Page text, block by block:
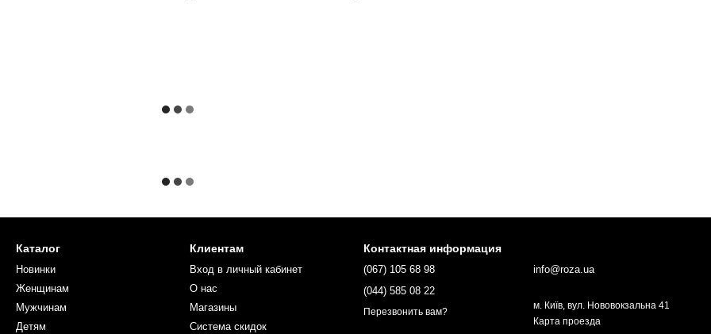
Каталог
Новинки
Женщинам
Мужчинам
Детям
Клиентам
Вход в личный кабинет
О нас
Магазины
Система скидок
Контактная информация
(067) 105 68 98
(044) 585 08 22
Перезвонить вам?
info@roza.ua
м. Київ, вул. Нововокзальна 41
Карта проезда